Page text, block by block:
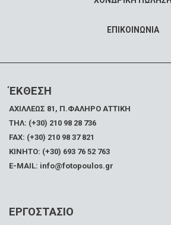
ΕΠΙΚΟΙΝΩΝΙΑ
ΈΚΘΕΣΗ
ΑΧΙΛΛΕΩΣ 81, Π.ΦΑΛΗΡΟ ΑΤΤΙΚΗ
ΤΗΛ: (+30) 210 98 28 736
FAX: (+30) 210 98 37 821
ΚΙΝΗΤΟ: (+30) 693 76 52 763
E-MAIL: info@fotopoulos.gr
ΕΡΓΟΣΤΑΣΙΟ